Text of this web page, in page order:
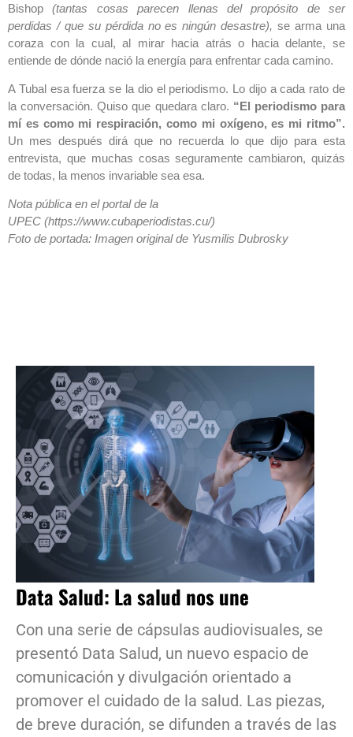
Bishop(tantas cosas parecen llenas del propósito de ser
perdidas / que su pérdida no es ningún desastre), se arma una
coraza con la cual, al mirar hacia atrás o hacia delante, se
entiende de dónde nació la energía para enfrentar cada camino.
A Tubal esa fuerza se la dio el periodismo. Lo dijo a cada rato de
la conversación. Quiso que quedara claro. “El periodismo para
mí es como mi respiración, como mi oxígeno, es mi ritmo”.
Un mes después dirá que no recuerda lo que dijo para esta
entrevista, que muchas cosas seguramente cambiaron, quizás
de todas, la menos invariable sea esa.
Nota pública en el portal de la
UPEC (https://www.cubaperiodistas.cu/)
Foto de portada: Imagen original de Yusmilis Dubrosky
Data Salud: La salud nos une
Con una serie de cápsulas audiovisuales, se
presentó Data Salud, un nuevo espacio de
comunicación y divulgación orientado a
promover el cuidado de la salud. Las piezas,
de breve duración, se difunden a través de las